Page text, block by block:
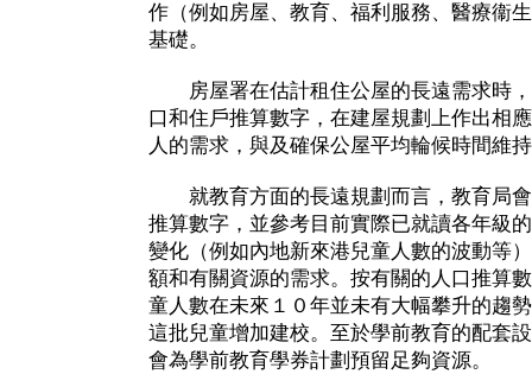
作（例如房屋、教育、福利服務、醫療衞
基礎。
房屋署在估計租住公屋的長遠需求時，
口和住戶推算數字，在建屋規劃上作出相
人的需求，與及確保公屋平均輪候時間維
就教育方面的長遠規劃而言，教育局會
推算數字，並參考目前實際已就讀各年級
變化（例如內地新來港兒童人數的波動等
額和有關資源的需求。按有關的人口推算
童人數在未來１０年並未有大幅攀升的趨
這批兒童增加建校。至於學前教育的配套
會為學前教育學券計劃預留足夠資源。